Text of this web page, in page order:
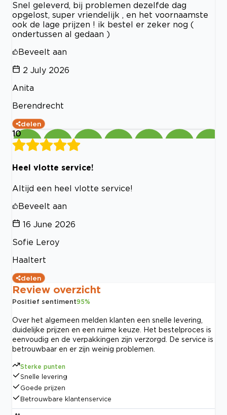
Snel geleverd, bij problemen dezelfde dag
opgelost, super vriendelijk , en het voornaamste
ook de lage prijzen ! ik bestel er zeker nog (
ondertussen al gedaan )
Beveelt aan
2 July 2026
Anita
Berendrecht
delen
10
Heel vlotte service!
Altijd een heel vlotte service!
Beveelt aan
16 June 2026
Sofie Leroy
Haaltert
delen
Review overzicht
Positief sentiment95%
Over het algemeen melden klanten een snelle levering,
duidelijke prijzen en een ruime keuze. Het bestelproces is
eenvoudig en de verpakkingen zijn verzorgd. De service is
betrouwbaar en er zijn weinig problemen.
Sterke punten
Snelle levering
Goede prijzen
Betrouwbare klantenservice